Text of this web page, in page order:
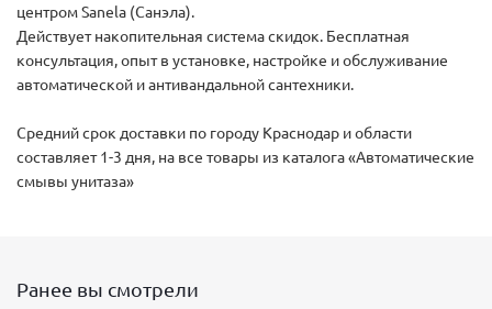
центром Sanela (Санэла).
Действует накопительная система скидок. Бесплатная
консультация, опыт в установке, настройке и обслуживание
автоматической и антивандальной сантехники.
Средний срок доставки по городу Краснодар и области
составляет 1-3 дня, на все товары из каталога «Автоматические
смывы унитаза»
Ранее вы смотрели